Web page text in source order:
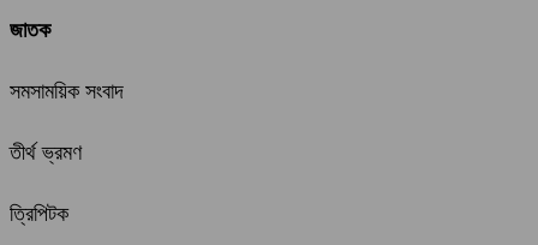
জাতক
সমসাময়িক সংবাদ
তীর্থ ভ্রমণ
ত্রিপিটক